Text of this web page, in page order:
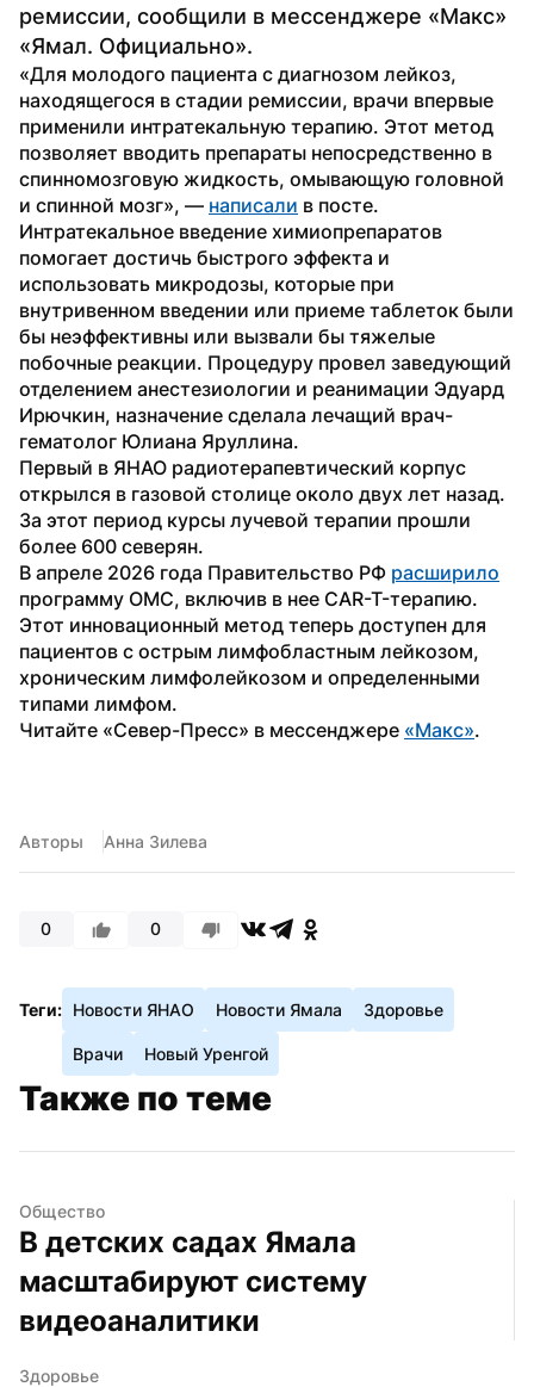
ремиссии, сообщили в мессенджере «Макс»
«Ямал. Официально».
«Для молодого пациента с диагнозом лейкоз,
находящегося в стадии ремиссии, врачи впервые
применили интратекальную терапию. Этот метод
позволяет вводить препараты непосредственно в
спинномозговую жидкость, омывающую головной
и спинной мозг», — написали в посте.
Интратекальное введение химиопрепаратов
помогает достичь быстрого эффекта и
использовать микродозы, которые при
внутривенном введении или приеме таблеток были
бы неэффективны или вызвали бы тяжелые
побочные реакции. Процедуру провел заведующий
отделением анестезиологии и реанимации Эдуард
Ирючкин, назначение сделала лечащий врач-
гематолог Юлиана Яруллина.
Первый в ЯНАО радиотерапевтический корпус
открылся в газовой столице около двух лет назад.
За этот период курсы лучевой терапии прошли
более 600 северян.
В апреле 2026 года Правительство РФ расширило
программу ОМС, включив в нее CAR-T-терапию.
Этот инновационный метод теперь доступен для
пациентов с острым лимфобластным лейкозом,
хроническим лимфолейкозом и определенными
типами лимфом.
Читайте «Север-Пресс» в мессенджере «Макс».
Авторы Анна Зилева
0 0
Теги: Новости ЯНАО Новости Ямала Здоровье
Врачи Новый Уренгой
Также по теме
Общество
В детских садах Ямала
масштабируют систему
видеоаналитики
Здоровье